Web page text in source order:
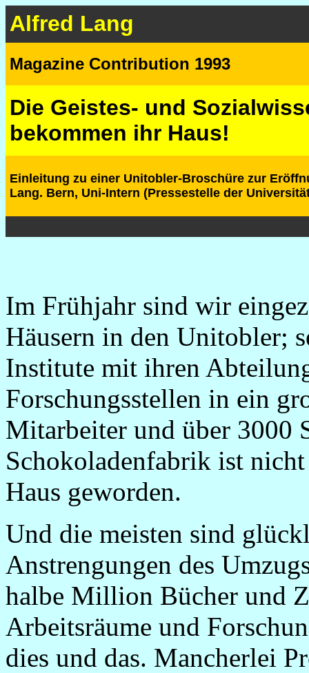
Alfred Lang
Magazine Contribution 1993
Die Geistes- und
bekommen ihr Haus!
Einleitung zu einer Unitobler-Broschüre zur
Lang. Bern, Uni-Intern (Pressestelle der
Im Frühjahr sind wir
Häusern in den Unitobler;
Institute mit ihren
Forschungsstellen in ein
Mitarbeiter und über 3000
Schokoladenfabrik ist
Haus geworden.
Und die meisten sind
Anstrengungen des
halbe Million Bücher und
Arbeitsräume und
dies und das. Mancherlei